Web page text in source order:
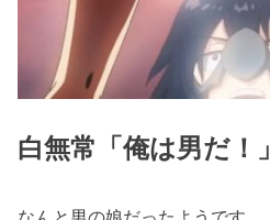
白無常「俺は男だ！」